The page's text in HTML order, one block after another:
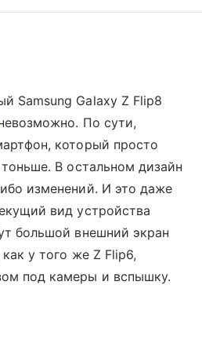
Samsung Galaxy Z Flip8
По сути,
который просто
В остальном дизайн
изменений. И это даже
вид устройства
большой внешний экран
у того же Z Flip6,
под камеры и вспышку.